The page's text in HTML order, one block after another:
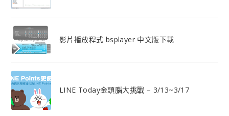
影片播放程式 bsplayer 中文版下載
LINE Today金頭腦大挑戰 – 3/13~3/17